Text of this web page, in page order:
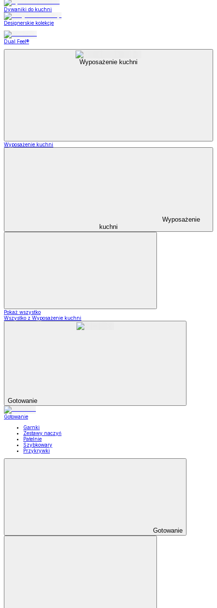
Dywaniki do kuchni
Designerskie kolekcje
Dual Feel®
Wyposażenie kuchni
Wyposażenie kuchni
Wyposażenie
kuchni
Pokaż wszystko
Wszystko z Wyposażenie kuchni
Gotowanie
Gotowanie
Garnki
Zestawy naczyń
Patelnie
Szybkowary
Przykrywki
Gotowanie